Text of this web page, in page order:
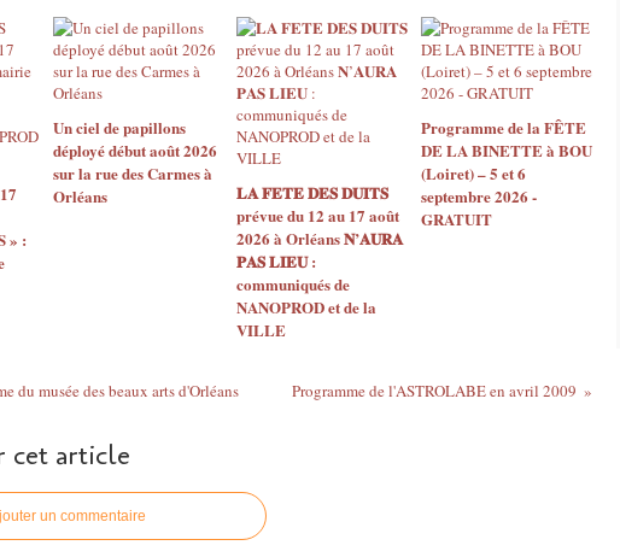
» :
Un ciel de papillons
déployé début août 2026
sur la rue des Carmes à
Orléans
𝐋𝐀 𝐅𝐄𝐓𝐄 𝐃𝐄𝐒 𝐃𝐔𝐈𝐓𝐒
prévue du 12 au 17 août
2026 à Orléans 𝐍’𝐀𝐔𝐑𝐀
𝐏𝐀𝐒 𝐋𝐈𝐄𝐔 :
communiqués de
NANOPROD et de la
VILLE
Programme de la FÊTE
DE LA BINETTE à BOU
(Loiret) – 5 et 6
septembre 2026 -
GRATUIT
du musée des beaux arts d'Orléans Programme de l'ASTROLABE en avril 2009
cet article
un commentaire